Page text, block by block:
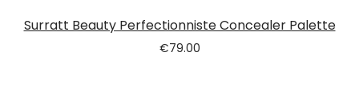
Surratt Beauty Perfectionniste Concealer Palette
€79.00